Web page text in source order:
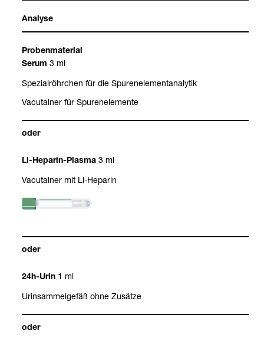
Ana­lyse
Pro­ben­ma­te­rial
Serum 3 ml
Spe­zi­al­röhr­chen für die Spu­ren­ele­ment­ana­ly­tik
Vacu­tai­ner für Spu­ren­ele­mente
oder
Li-​Hepa­rin-​Plasma 3 ml
Vacu­tai­ner mit Li-​Hepa­rin
oder
24h-​Urin 1 ml
Urin­sam­mel­ge­fäß ohne Zusätze
oder